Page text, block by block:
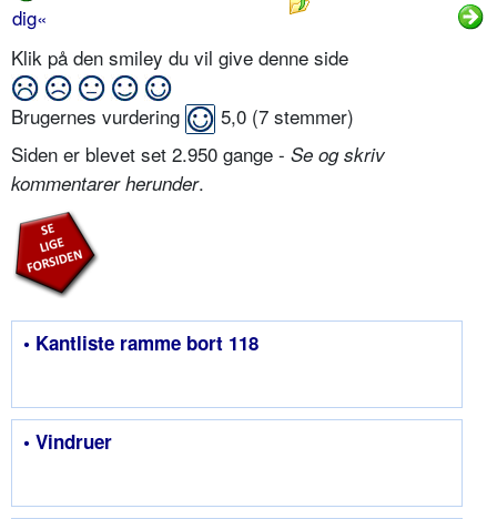
dig«
Klik på den smiley du vil give denne side
Brugernes vurdering 5,0 (7 stemmer)
Siden er blevet set 2.950 gange - Se og skriv
kommentarer herunder.
• Kantliste ramme bort 118
• Vindruer